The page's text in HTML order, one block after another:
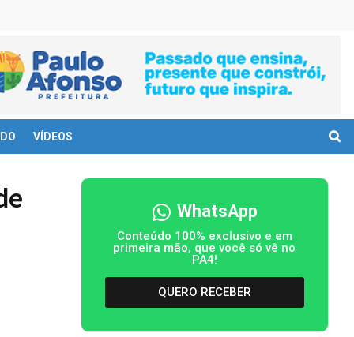
VÍDEOS
WhatsApp
Conteúdo 100% exclusivo e em
primeira mão, que você só vê no
PA4!
QUERO RECEBER